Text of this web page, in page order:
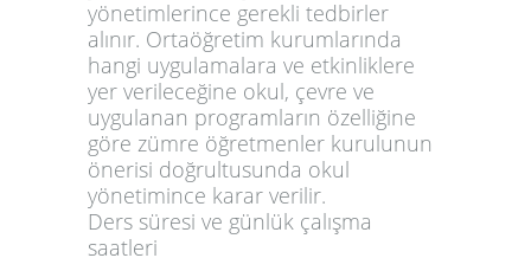
yönetimlerince gerekli tedbirler
alınır. Ortaöğretim kurumlarında
hangi uygulamalara ve etkinliklere
yer verileceğine okul, çevre ve
uygulanan programların özelliğine
göre zümre öğretmenler kurulunun
önerisi doğrultusunda okul
yönetimince karar verilir.
Ders süresi ve günlük çalışma
saatleri